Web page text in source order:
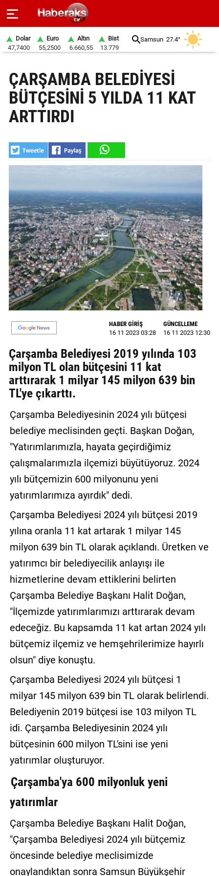
SPOR
YAŞAM
BELEDİYELER
SİYASET
EĞİTİM
GALERİ
VİDEO
YAZARLAR
BİZE
ULAŞIN
Künye
İletişim
Gizlilik
Sözleşmesi
Kullanıcı
Sözleşmesi
Dolar
47,7400
Euro
55,2500
Altın
6.660,55
Bist
13.779
Samsun 27.4°
ÇARŞAMBA BELEDİYESİ
BÜTÇESİNİ 5 YILDA 11 KAT
ARTTIRDI
HABER GİRİŞ
16 11 2023 03:28
GÜNCELLEME
16 11 2023 12:30
Çarşamba Belediyesi 2019 yılında 103
milyon TL olan bütçesini 11 kat
arttırarak 1 milyar 145 milyon 639 bin
TL'ye çıkarttı.
Çarşamba Belediyesinin 2024 yılı bütçesi
belediye meclisinden geçti. Başkan Doğan,
"Yatırımlarımızla, hayata geçirdiğimiz
çalışmalarımızla ilçemizi büyütüyoruz. 2024
yılı bütçemizin 600 milyonunu yeni
yatırımlarımıza ayırdık" dedi.
Çarşamba Belediyesi 2024 yılı bütçesi 2019
yılına oranla 11 kat artarak 1 milyar 145
milyon 639 bin TL olarak açıklandı. Üretken ve
yatırımcı bir belediyecilik anlayışı ile
hizmetlerine devam ettiklerini belirten
Çarşamba Belediye Başkanı Halit Doğan,
"İlçemizde yatırımlarımızı arttırarak devam
edeceğiz. Bu kapsamda 11 kat artan 2024 yılı
bütçemiz ilçemiz ve hemşehrilerimize hayırlı
olsun" diye konuştu.
Çarşamba Belediyesi 2024 yılı bütçesi 1
milyar 145 milyon 639 bin TL olarak belirlendi.
Belediyenin 2019 bütçesi ise 103 milyon TL
idi. Çarşamba Belediyesinin 2024 yılı
bütçesinin 600 milyon TL'sini ise yeni
yatırımlar oluşturuyor.
Çarşamba'ya 600 milyonluk yeni
yatırımlar
Çarşamba Belediye Başkanı Halit Doğan,
"Çarşamba Belediyesi 2024 yılı bütçemiz
öncesinde belediye meclisimizde
onaylandıktan sonra Samsun Büyükşehir